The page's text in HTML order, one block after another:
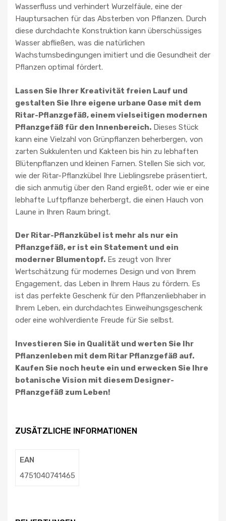
Wasserfluss und verhindert Wurzelfäule, eine der
Hauptursachen für das Absterben von Pflanzen. Durch
diese durchdachte Konstruktion kann überschüssiges
Wasser abfließen, was die natürlichen
Wachstumsbedingungen imitiert und die Gesundheit der
Pflanzen optimal fördert.
Lassen Sie Ihrer Kreativität freien Lauf und
gestalten Sie Ihre eigene urbane Oase mit dem
Ritar-Pflanzgefäß, einem vielseitigen modernen
Pflanzgefäß für den Innenbereich. Dieses Stück
kann eine Vielzahl von Grünpflanzen beherbergen, von
zarten Sukkulenten und Kakteen bis hin zu lebhaften
Blütenpflanzen und kleinen Farnen. Stellen Sie sich vor,
wie der Ritar-Pflanzkübel Ihre Lieblingsrebe präsentiert,
die sich anmutig über den Rand ergießt, oder wie er eine
lebhafte Luftpflanze beherbergt, die einen Hauch von
Laune in Ihren Raum bringt.
Der Ritar-Pflanzkübel ist mehr als nur ein
Pflanzgefäß, er ist ein Statement und ein
moderner Blumentopf. Es zeugt von Ihrer
Wertschätzung für modernes Design und von Ihrem
Engagement, das Leben in Ihrem Haus zu fördern. Es
ist das perfekte Geschenk für den Pflanzenliebhaber in
Ihrem Leben, ein durchdachtes Einweihungsgeschenk
oder eine wohlverdiente Freude für Sie selbst.
Investieren Sie in Qualität und werten Sie Ihr
Pflanzenleben mit dem Ritar Pflanzgefäß auf.
Kaufen Sie noch heute ein und erwecken Sie Ihre
botanische Vision mit diesem Designer-
Pflanzgefäß zum Leben!
ZUSÄTZLICHE INFORMATIONEN
EAN
4751040741465